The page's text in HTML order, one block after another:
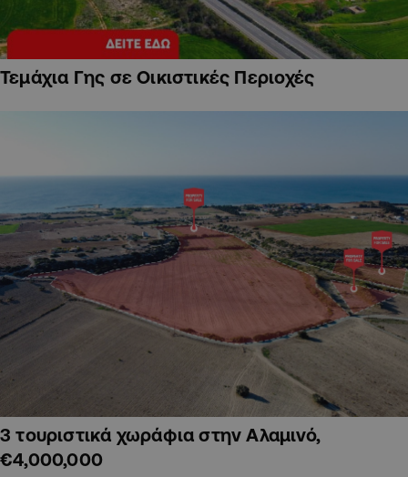
Τεμάχια Γης σε Οικιστικές Περιοχές
3 τουριστικά χωράφια στην Αλαμινό,
€4,000,000